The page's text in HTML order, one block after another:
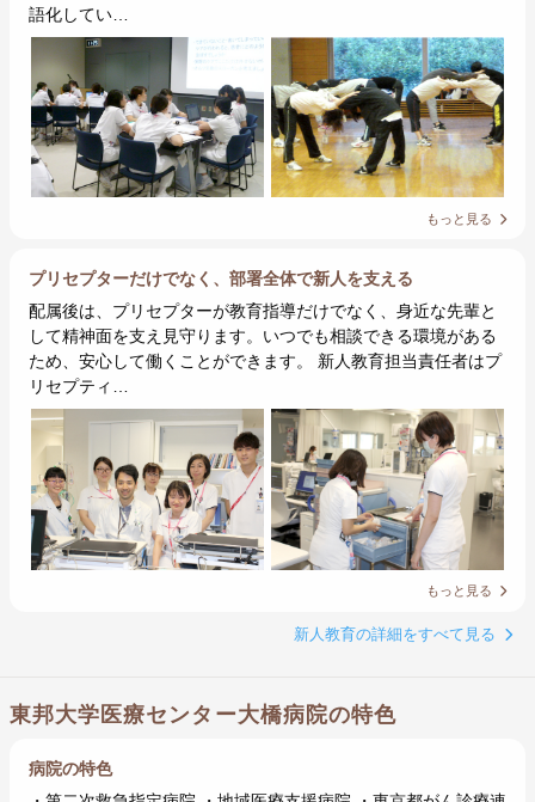
語化してい…
もっと見る
プリセプターだけでなく、部署全体で新人を支える
配属後は、プリセプターが教育指導だけでなく、身近な先輩と
して精神面を支え見守ります。いつでも相談できる環境がある
ため、安心して働くことができます。 新人教育担当責任者はプ
リセプティ…
もっと見る
新人教育の詳細をすべて見る
東邦大学医療センター大橋病院の特色
病院の特色